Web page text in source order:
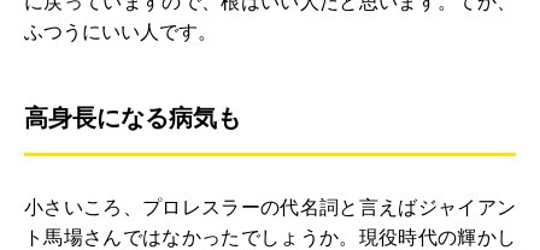
ふつうにいい人です。
高身長になる病気も
小さいころ、プロレスラーの代名詞と言えばジャイアン
ト馬場さんではなかったでしょうか。現役時代の輝かし